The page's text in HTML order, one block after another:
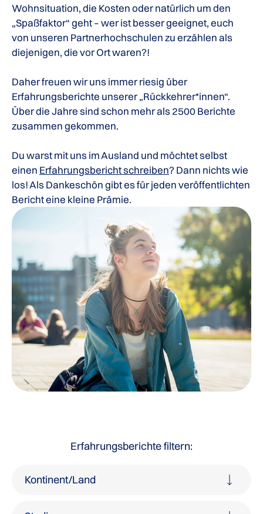
Wohnsituation, die Kosten oder natürlich um den
„Spaßfaktor“ geht – wer ist besser geeignet, euch
von unseren Partnerhochschulen zu erzählen als
diejenigen, die vor Ort waren?!
Daher freuen wir uns immer riesig über
Erfahrungsberichte unserer „Rückkehrer*innen“.
Über die Jahre sind schon mehr als 2500 Berichte
zusammen gekommen.
Du warst mit uns im Ausland und möchtet selbst
einen Erfahrungsbericht schreiben? Dann nichts wie
los! Als Dankeschön gibt es für jeden veröffentlichten
Bericht eine kleine Prämie.
Erfahrungsberichte filtern:
Kontinent/Land